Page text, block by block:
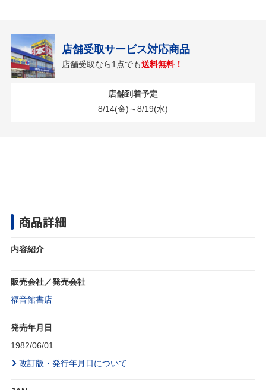
店舗受取サービス対応商品
店舗受取なら1点でも送料無料！
店舗到着予定
8/14(金)～8/19(水)
商品詳細
内容紹介
販売会社／発売会社
福音館書店
発売年月日
1982/06/01
改訂版・発行年月日について